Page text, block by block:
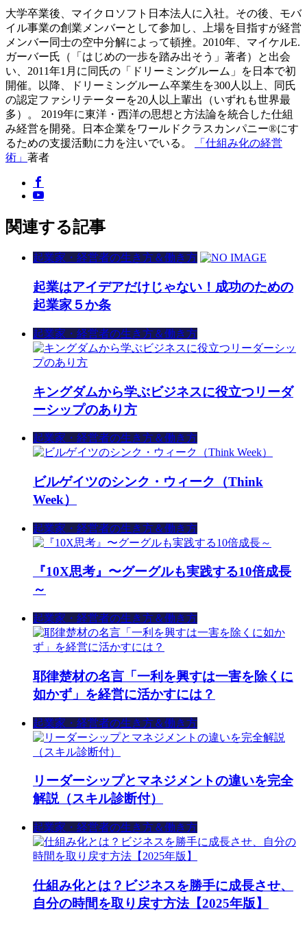
大学卒業後、マイクロソフト日本法人に入社。その後、モバ
イル事業の創業メンバーとして参加し、上場を目指すが経営
メンバー同士の空中分解によって頓挫。2010年、マイケルE.
ガーバー氏（「はじめの一歩を踏み出そう」著者）と出会
い、2011年1月に同氏の「ドリーミングルーム」を日本で初
開催。以降、ドリーミングルーム卒業生を300人以上、同氏
の認定ファシリテーターを20人以上輩出（いずれも世界最
多）。 2019年に東洋・西洋の思想と方法論を統合した仕組
み経営を開発。日本企業をワールドクラスカンパニー®にす
るための支援活動に力を注いでいる。
「仕組み化の経営
術」 著者
関連する記事
起業家・経営者の生き方＆働き方
起業はアイデアだけじゃない！成功のための
起業家５か条
起業家・経営者の生き方＆働き方
キングダムから学ぶビジネスに役立つリーダ
ーシップのあり方
起業家・経営者の生き方＆働き方
ビルゲイツのシンク・ウィーク（Think
Week）
起業家・経営者の生き方＆働き方
『10X思考』〜グーグルも実践する10倍成長
～
起業家・経営者の生き方＆働き方
耶律楚材の名言「一利を興すは一害を除くに
如かず」を経営に活かすには？
起業家・経営者の生き方＆働き方
リーダーシップとマネジメントの違いを完全
解説（スキル診断付）
起業家・経営者の生き方＆働き方
仕組み化とは？ビジネスを勝手に成長させ、
自分の時間を取り戻す方法【2025年版】